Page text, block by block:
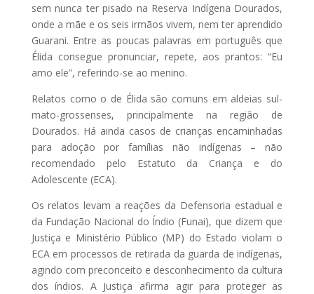
sem nunca ter pisado na Reserva Indígena Dourados,
onde a mãe e os seis irmãos vivem, nem ter aprendido
Guarani. Entre as poucas palavras em português que
Élida consegue pronunciar, repete, aos prantos: “Eu
amo ele”, referindo-se ao menino.
Relatos como o de Élida são comuns em aldeias sul-
mato-grossenses, principalmente na região de
Dourados. Há ainda casos de crianças encaminhadas
para adoção por famílias não indígenas – não
recomendado pelo Estatuto da Criança e do
Adolescente (ECA).
Os relatos levam a reações da Defensoria estadual e
da Fundação Nacional do Índio (Funai), que dizem que
Justiça e Ministério Público (MP) do Estado violam o
ECA em processos de retirada da guarda de indígenas,
agindo com preconceito e desconhecimento da cultura
dos índios. A Justiça afirma agir para proteger as